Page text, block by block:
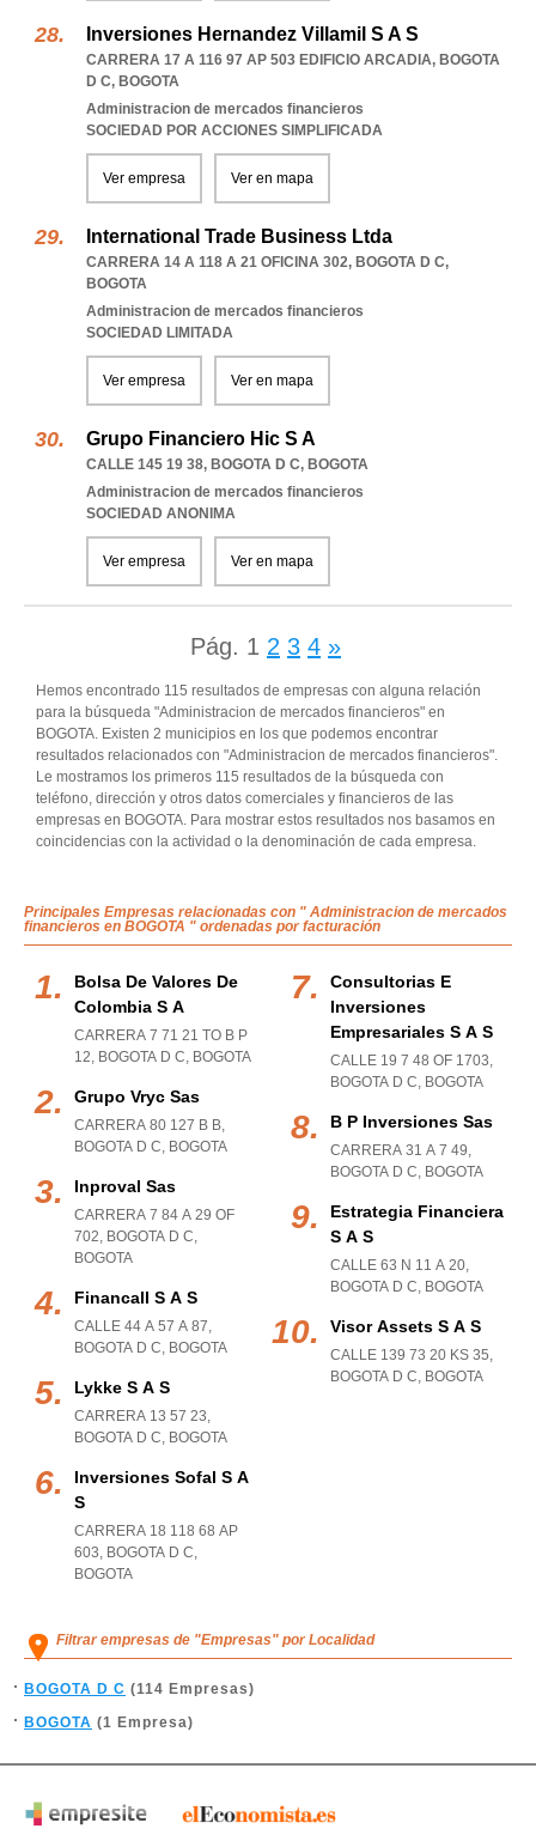
Inversiones Hernandez Villamil S A S
CARRERA 17 A 116 97 AP 503 EDIFICIO ARCADIA, BOGOTA
D C, BOGOTA
Administracion de mercados financieros
SOCIEDAD POR ACCIONES SIMPLIFICADA
Ver empresa Ver en mapa
International Trade Business Ltda
CARRERA 14 A 118 A 21 OFICINA 302, BOGOTA D C,
BOGOTA
Administracion de mercados financieros
SOCIEDAD LIMITADA
Ver empresa Ver en mapa
Grupo Financiero Hic S A
CALLE 145 19 38, BOGOTA D C, BOGOTA
Administracion de mercados financieros
SOCIEDAD ANONIMA
Ver empresa Ver en mapa
Pág. 1 2 3 4 »
Hemos encontrado 115 resultados de empresas con alguna relación
para la búsqueda "Administracion de mercados financieros" en
BOGOTA. Existen 2 municipios en los que podemos encontrar
resultados relacionados con "Administracion de mercados financieros".
Le mostramos los primeros 115 resultados de la búsqueda con
teléfono, dirección y otros datos comerciales y financieros de las
empresas en BOGOTA. Para mostrar estos resultados nos basamos en
coincidencias con la actividad o la denominación de cada empresa.
Principales Empresas relacionadas con " Administracion de mercados
financieros en BOGOTA " ordenadas por facturación
Bolsa De Valores De
Colombia S A
CARRERA 7 71 21 TO B P
12, BOGOTA D C, BOGOTA
Grupo Vryc Sas
CARRERA 80 127 B B,
BOGOTA D C, BOGOTA
Inproval Sas
CARRERA 7 84 A 29 OF
702, BOGOTA D C,
BOGOTA
Financall S A S
CALLE 44 A 57 A 87,
BOGOTA D C, BOGOTA
Lykke S A S
CARRERA 13 57 23,
BOGOTA D C, BOGOTA
Inversiones Sofal S A
S
CARRERA 18 118 68 AP
603, BOGOTA D C,
BOGOTA
Consultorias E
Inversiones
Empresariales S A S
CALLE 19 7 48 OF 1703,
BOGOTA D C, BOGOTA
B P Inversiones Sas
CARRERA 31 A 7 49,
BOGOTA D C, BOGOTA
Estrategia Financiera
S A S
CALLE 63 N 11 A 20,
BOGOTA D C, BOGOTA
Visor Assets S A S
CALLE 139 73 20 KS 35,
BOGOTA D C, BOGOTA
Filtrar empresas de "Empresas" por Localidad
BOGOTA D C (114 Empresas)
BOGOTA (1 Empresa)